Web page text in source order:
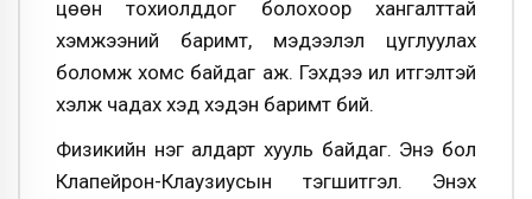
цөөн тохиолддог болохоор хангалттай
хэмжээний баримт, мэдээлэл цуглуулах
боломж хомс байдаг аж. Гэхдээ илүү итгэлтэй
хэлж чадах хэд хэдэн баримт бий.
Физикийн нэг алдарт хууль байдаг. Энэ бол
Клапейрон-Клаузиусын тэгшитгэл. Энэхүү